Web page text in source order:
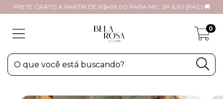
FRETE GRÁTIS A PARTIR DE R$499,00 PARA MG, SP & RJ [PAC] 🚚
0